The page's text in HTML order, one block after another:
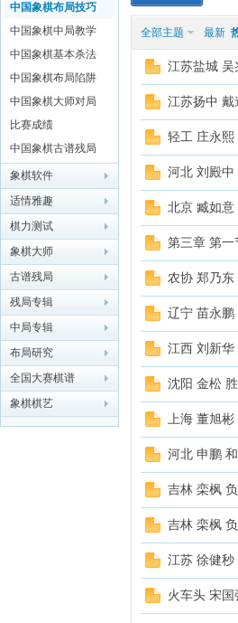
象棋
网
中国象棋布局技巧
中国象棋中局教学
中国象棋基本杀法
中国象棋布局陷阱
中国象棋大师对局
比赛成绩
中国象棋古谱残局
象棋软件
适情雅趣
棋力测试
象棋大师
古谱残局
残局专辑
中局专辑
布局研究
全国大赛棋谱
象棋棋艺
全部主题 最新
江苏盐城 吴
江苏扬中 戴
轻工 庄永熙
河北 刘殿中
北京 臧如意
第三章 第一
农协 郑乃东
辽宁 苗永鹏
江西 刘新华
沈阳 金松
上海 董旭彬
河北 申鹏
吉林 栾枫
吉林 栾枫
江苏 徐健秒
火车头 宋